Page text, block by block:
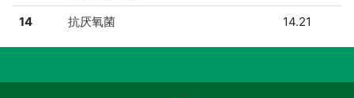
14 抗厌氧菌 14.21